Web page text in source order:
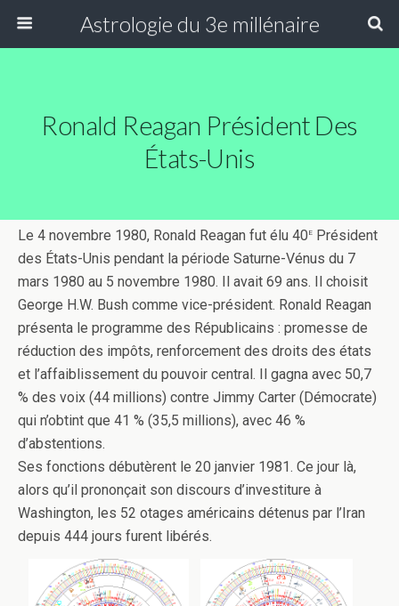
Astrologie du 3e millénaire
Ronald Reagan Président Des
États-Unis
Le 4 novembre 1980, Ronald Reagan fut élu 40e Président
des États-Unis pendant la période Saturne-Vénus du 7
mars 1980 au 5 novembre 1980. Il avait 69 ans. Il choisit
George H.W. Bush comme vice-président. Ronald Reagan
présenta le programme des Républicains : promesse de
réduction des impôts, renforcement des droits des états
et l’affaiblissement du pouvoir central. Il gagna avec 50,7
% des voix (44 millions) contre Jimmy Carter (Démocrate)
qui n’obtint que 41 % (35,5 millions), avec 46 %
d’abstentions.
Ses fonctions débutèrent le 20 janvier 1981. Ce jour là,
alors qu’il prononçait son discours d’investiture à
Washington, les 52 otages américains détenus par l’Iran
depuis 444 jours furent libérés.